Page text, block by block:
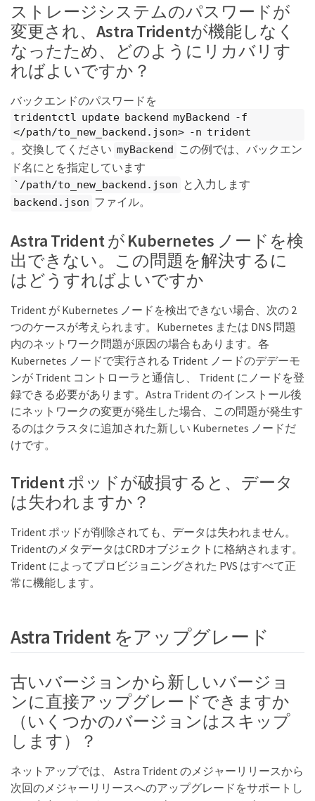
ストレージシステムのパスワードが
変更され、Astra Tridentが機能しなく
なったため、どのようにリカバリす
ればよいですか？
バックエンドのパスワードを
tridentctl update backend myBackend -f
</path/to_new_backend.json> -n trident
。交換してください myBackend
この例では、バックエン
ド名にとを指定しています
`/path/to_new_backend.json と入力します
backend.json ファイル。
Astra Trident が Kubernetes ノードを検
出できない。この問題を解決するに
はどうすればよいですか
Trident が Kubernetes ノードを検出できない場合、次の 2
つのケースが考えられます。Kubernetes または DNS 問題
内のネットワーク問題が原因の場合もあります。各
Kubernetes ノードで実行される Trident ノードのデデーモ
ンが Trident コントローラと通信し、 Trident にノードを登
録できる必要があります。Astra Trident のインストール後
にネットワークの変更が発生した場合、この問題が発生す
るのはクラスタに追加された新しい Kubernetes ノードだ
けです。
Trident ポッドが破損すると、データ
は失われますか？
Trident ポッドが削除されても、データは失われません。
TridentのメタデータはCRDオブジェクトに格納されます。
Trident によってプロビジョニングされた PVS はすべて正
常に機能します。
Astra Trident をアップグレード
古いバージョンから新しいバージョ
ンに直接アップグレードできますか
（いくつかのバージョンはスキップ
します）？
ネットアップでは、 Astra Trident のメジャーリリースから
次回のメジャーリリースへのアップグレードをサポートし